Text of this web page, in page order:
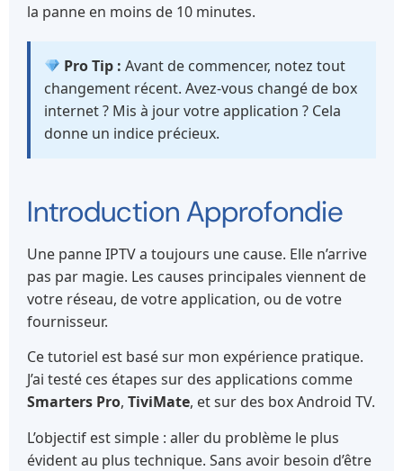
la panne en moins de 10 minutes.
Pro Tip : Avant de commencer, notez tout
changement récent. Avez-vous changé de box
internet ? Mis à jour votre application ? Cela
donne un indice précieux.
Introduction Approfondie
Une panne IPTV a toujours une cause. Elle n’arrive
pas par magie. Les causes principales viennent de
votre réseau, de votre application, ou de votre
fournisseur.
Ce tutoriel est basé sur mon expérience pratique.
J’ai testé ces étapes sur des applications comme
Smarters Pro, TiviMate, et sur des box Android TV.
L’objectif est simple : aller du problème le plus
évident au plus technique. Sans avoir besoin d’être